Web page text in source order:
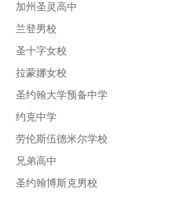
加州圣灵高中
兰登男校
圣十字女校
拉蒙娜女校
圣约翰大学预备中学
约克中学
劳伦斯伍德米尔学校
兄弟高中
圣约翰博斯克男校